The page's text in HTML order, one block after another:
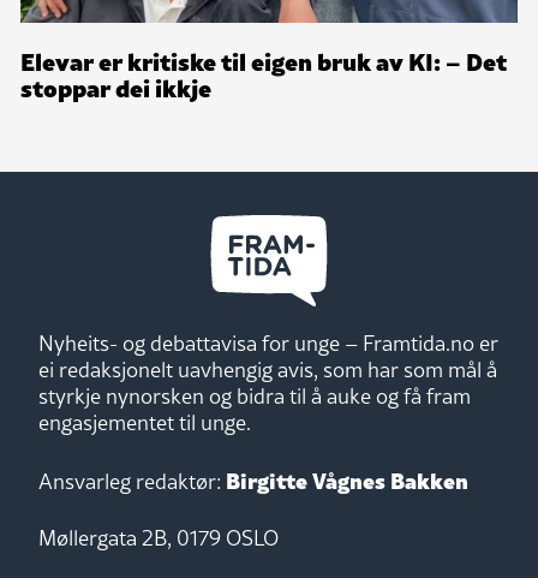
Elevar er kritiske til eigen bruk av KI: – Det
stoppar dei ikkje
Nyheits- og debattavisa for unge – Framtida.no er
ei redaksjonelt uavhengig avis, som har som mål å
styrkje nynorsken og bidra til å auke og få fram
engasjementet til unge.
Ansvarleg redaktør: Birgitte Vågnes Bakken
Møllergata 2B, 0179 OSLO